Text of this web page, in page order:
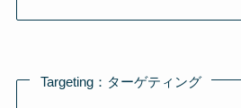
Targeting：ターゲティング